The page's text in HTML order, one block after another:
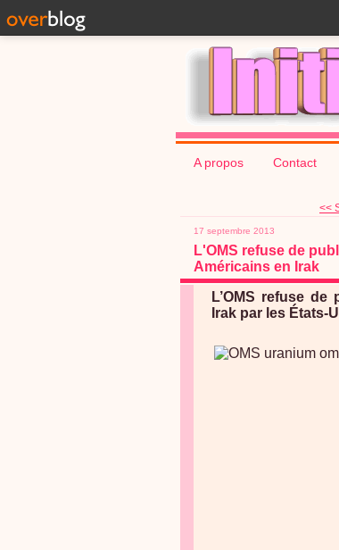
A propos Contact
<<
17 septembre 2013
L'OMS refuse de
Américains en Irak
L’OMS refuse
Irak par les États-